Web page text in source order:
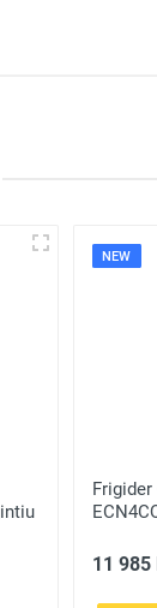
NEW
Frigider
11 985